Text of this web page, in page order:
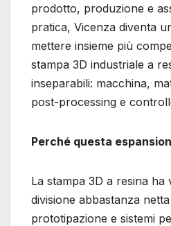
prodotto, produzione e
pratica, Vicenza diventa
mettere insieme più
stampa 3D industriale a
inseparabili: macchina,
post-processing e
Perché questa
La stampa 3D a resina
divisione abbastanza
prototipazione e sistemi